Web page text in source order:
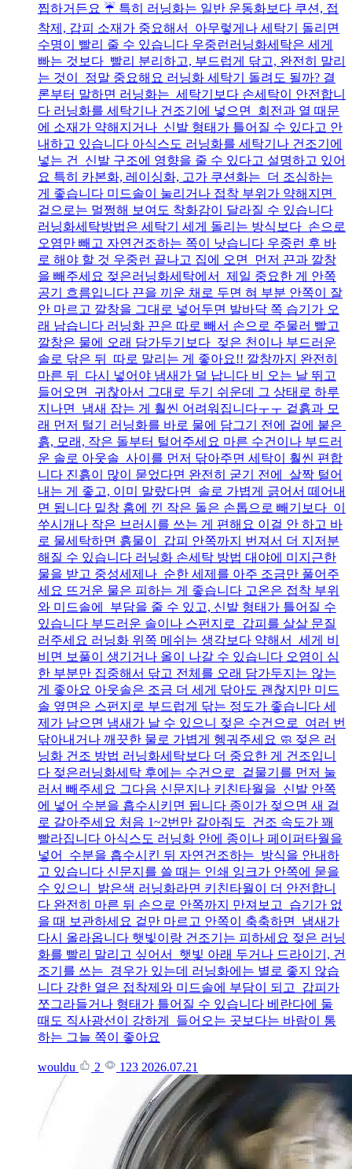
찝하거든요 ☔ 특히 러닝화는 일반 운동화보다 쿠션, 접
착제, 갑피 소재가 중요해서 아무렇게나 세탁기 돌리면
수명이 빨리 줄 수 있습니다 우중런러닝화세탁은 세게
빠는 것보다 빨리 분리하고, 부드럽게 닦고, 완전히 말리
는 것이 정말 중요해요 러닝화 세탁기 돌려도 될까? 결
론부터 말하면 러닝화는 세탁기보다 손세탁이 안전합니
다 러닝화를 세탁기나 건조기에 넣으면 회전과 열 때문
에 소재가 약해지거나 신발 형태가 틀어질 수 있다고 안
내하고 있습니다 아식스도 러닝화를 세탁기나 건조기에
넣는 건 신발 구조에 영향을 줄 수 있다고 설명하고 있어
요 특히 카본화, 레이싱화, 고가 쿠션화는 더 조심하는
게 좋습니다 미드솔이 눌리거나 접착 부위가 약해지면
겉으로는 멀쩡해 보여도 착화감이 달라질 수 있습니다
러닝화세탁방법은 세탁기 세게 돌리는 방식보다 손으로
오염만 빼고 자연건조하는 쪽이 낫습니다 우중런 후 바
로 해야 할 것 우중런 끝나고 집에 오면 먼저 끈과 깔창
을 빼주세요 젖은러닝화세탁에서 제일 중요한 게 안쪽
공기 흐름입니다 끈을 끼운 채로 두면 혀 부분 안쪽이 잘
안 마르고 깔창을 그대로 넣어두면 발바닥 쪽 습기가 오
래 남습니다 러닝화 끈은 따로 빼서 손으로 주물러 빨고
깔창은 물에 오래 담가두기보다 젖은 천이나 부드러운
솔로 닦은 뒤 따로 말리는 게 좋아요!! 깔창까지 완전히
마른 뒤 다시 넣어야 냄새가 덜 납니다 비 오는 날 뛰고
들어오면 귀찮아서 그대로 두기 쉬운데 그 상태로 하루
지나면 냄새 잡는 게 훨씬 어려워집니다ㅜㅜ 겉흙과 모
래 먼저 털기 러닝화를 바로 물에 담그기 전에 겉에 붙은
흙, 모래, 작은 돌부터 털어주세요 마른 수건이나 부드러
운 솔로 아웃솔 사이를 먼저 닦아주면 세탁이 훨씬 편합
니다 진흙이 많이 묻었다면 완전히 굳기 전에 살짝 털어
내는 게 좋고, 이미 말랐다면 솔로 가볍게 긁어서 떼어내
면 됩니다 밑창 홈에 낀 작은 돌은 손톱으로 빼기보다 이
쑤시개나 작은 브러시를 쓰는 게 편해요 이걸 안 하고 바
로 물세탁하면 흙물이 갑피 안쪽까지 번져서 더 지저분
해질 수 있습니다 러닝화 손세탁 방법 대야에 미지근한
물을 받고 중성세제나 순한 세제를 아주 조금만 풀어주
세요 뜨거운 물은 피하는 게 좋습니다 고온은 접착 부위
와 미드솔에 부담을 줄 수 있고, 신발 형태가 틀어질 수
있습니다 부드러운 솔이나 스펀지로 갑피를 살살 문질
러주세요 러닝화 위쪽 메쉬는 생각보다 약해서 세게 비
비면 보풀이 생기거나 올이 나갈 수 있습니다 오염이 심
한 부분만 집중해서 닦고 전체를 오래 담가두지는 않는
게 좋아요 아웃솔은 조금 더 세게 닦아도 괜찮지만 미드
솔 옆면은 스펀지로 부드럽게 닦는 정도가 좋습니다 세
제가 남으면 냄새가 날 수 있으니 젖은 수건으로 여러 번
닦아내거나 깨끗한 물로 가볍게 헹궈주세요 🧼 젖은 러
닝화 건조 방법 러닝화세탁보다 더 중요한 게 건조입니
다 젖은러닝화세탁 후에는 수건으로 겉물기를 먼저 눌
러서 빼주세요 그다음 신문지나 키친타월을 신발 안쪽
에 넣어 수분을 흡수시키면 됩니다 종이가 젖으면 새 걸
로 갈아주세요 처음 1~2번만 갈아줘도 건조 속도가 꽤
빨라집니다 아식스도 러닝화 안에 종이나 페이퍼타월을
넣어 수분을 흡수시킨 뒤 자연건조하는 방식을 안내하
고 있습니다 신문지를 쓸 때는 인쇄 잉크가 안쪽에 묻을
수 있으니 밝은색 러닝화라면 키친타월이 더 안전합니
다 완전히 마른 뒤 손으로 안쪽까지 만져보고 습기가 없
을 때 보관하세요 겉만 마르고 안쪽이 축축하면 냄새가
다시 올라옵니다 햇빛이랑 건조기는 피하세요 젖은 러닝
화를 빨리 말리고 싶어서 햇빛 아래 두거나 드라이기, 건
조기를 쓰는 경우가 있는데 러닝화에는 별로 좋지 않습
니다 강한 열은 접착제와 미드솔에 부담이 되고 갑피가
쪼그라들거나 형태가 틀어질 수 있습니다 베란다에 둘
때도 직사광선이 강하게 들어오는 곳보다는 바람이 통
하는 그늘 쪽이 좋아요
wouldu 2 123 2026.07.21